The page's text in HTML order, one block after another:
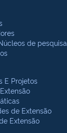
de pesquisa
E Projetos
de Extensão
Extensão